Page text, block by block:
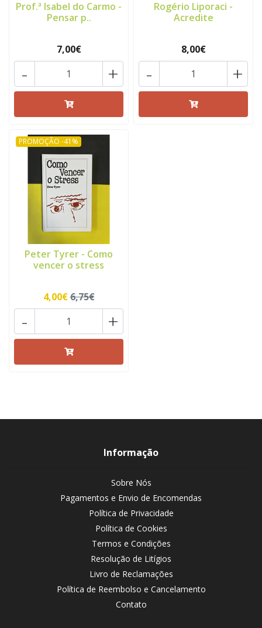
Prof.ª Isabel do Carmo -
Pensar p..
7,00€
+
-
Rogério Liporaci -
Acredite
8,00€
+
-
PROMOÇÃO -41%
Peter Tyrer - Como
vencer o stress
4,00€6,75€
+
-
Informação
Sobre Nós
Pagamentos e Envio de Encomendas
Política de Privacidade
Política de Cookies
Termos e Condições
Resolução de Litígios
Livro de Reclamações
Política de Reembolso e Cancelamento
Contato